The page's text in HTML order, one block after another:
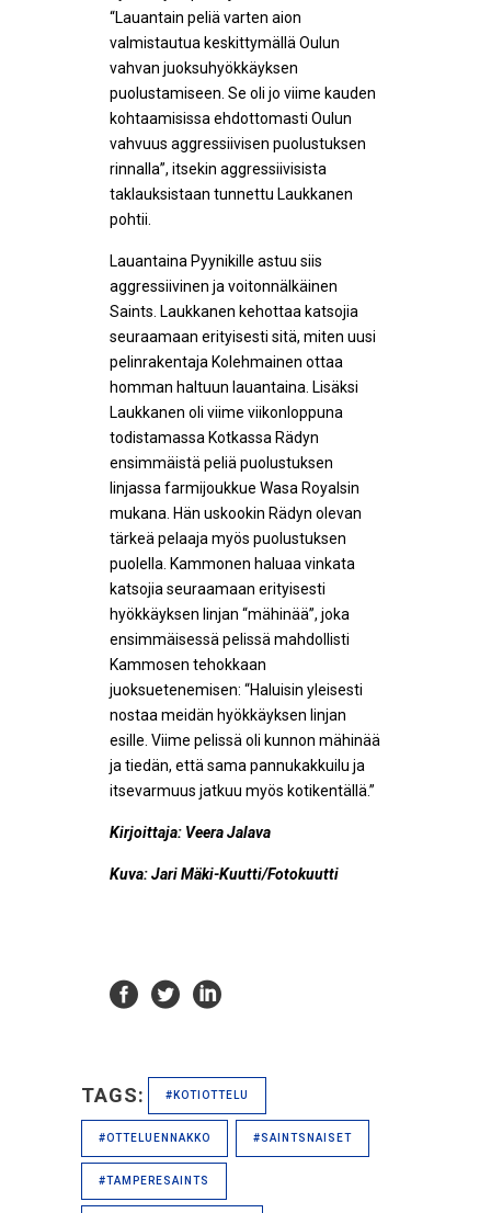
“Lauantain peliä varten aion
valmistautua keskittymällä Oulun
vahvan juoksuhyökkäyksen
puolustamiseen. Se oli jo viime kauden
kohtaamisissa ehdottomasti Oulun
vahvuus aggressiivisen puolustuksen
rinnalla”, itsekin aggressiivisista
taklauksistaan tunnettu Laukkanen
pohtii.
Lauantaina Pyynikille astuu siis
aggressiivinen ja voitonnälkäinen
Saints. Laukkanen kehottaa katsojia
seuraamaan erityisesti sitä, miten uusi
pelinrakentaja Kolehmainen ottaa
homman haltuun lauantaina. Lisäksi
Laukkanen oli viime viikonloppuna
todistamassa Kotkassa Rädyn
ensimmäistä peliä puolustuksen
linjassa farmijoukkue Wasa Royalsin
mukana. Hän uskookin Rädyn olevan
tärkeä pelaaja myös puolustuksen
puolella. Kammonen haluaa vinkata
katsojia seuraamaan erityisesti
hyökkäyksen linjan “mähinää”, joka
ensimmäisessä pelissä mahdollisti
Kammosen tehokkaan
juoksuetenemisen: “Haluisin yleisesti
nostaa meidän hyökkäyksen linjan
esille. Viime pelissä oli kunnon mähinää
ja tiedän, että sama pannukakkuilu ja
itsevarmuus jatkuu myös kotikentällä.”
Kirjoittaja: Veera Jalava
Kuva: Jari Mäki-Kuutti/Fotokuutti
TAGS: #KOTIOTTELU
#OTTELUENNAKKO #SAINTSNAISET
#TAMPERESAINTS